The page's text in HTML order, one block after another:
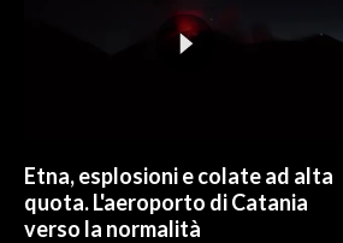
Etna, esplosioni e colate ad alta
quota. L'aeroporto di Catania
verso la normalità